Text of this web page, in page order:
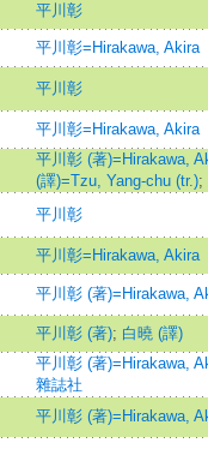
平川彰
平川彰=Hirakawa, Akira
平川彰
平川彰=Hirakawa, Akira
平川彰 (著)=Hirakawa,
(譯)=Tzu, Yang-chu (tr.);
平川彰
平川彰=Hirakawa, Akira
平川彰 (著)=Hirakawa,
平川彰 (著); 白曉 (譯)
平川彰 (著)=Hirakawa,
雜誌社
平川彰 (著)=Hirakawa,